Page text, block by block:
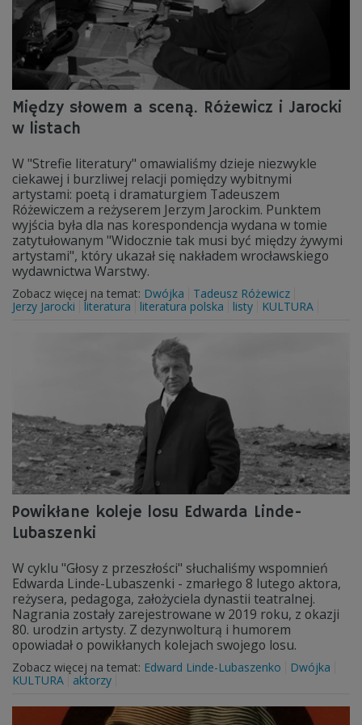
Między słowem a sceną. Różewicz i Jarocki
w listach
W "Strefie literatury" omawialiśmy dzieje niezwykle
ciekawej i burzliwej relacji pomiędzy wybitnymi
artystami: poetą i dramaturgiem Tadeuszem
Różewiczem a reżyserem Jerzym Jarockim. Punktem
wyjścia była dla nas korespondencja wydana w tomie
zatytułowanym "Widocznie tak musi być między żywymi
artystami", który ukazał się nakładem wrocławskiego
wydawnictwa Warstwy.
Zobacz więcej na temat: Dwójka
Tadeusz Różewicz
Jerzy Jarocki
literatura literatura polska listy KULTURA
Powikłane koleje losu Edwarda Linde-
Lubaszenki
W cyklu "Głosy z przeszłości" słuchaliśmy wspomnień
Edwarda Linde-Lubaszenki - zmarłego 8 lutego aktora,
reżysera, pedagoga, założyciela dynastii teatralnej.
Nagrania zostały zarejestrowane w 2019 roku, z okazji
80. urodzin artysty. Z dezynwolturą i humorem
opowiadał o powikłanych kolejach swojego losu.
Zobacz więcej na temat: Edward Linde-Lubaszenko
Dwójka
KULTURA
aktorzy